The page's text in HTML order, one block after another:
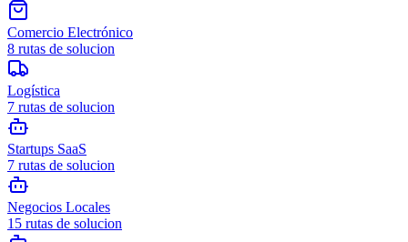
Comercio Electrónico
8 rutas de solucion
Logística
7 rutas de solucion
Startups SaaS
7 rutas de solucion
Negocios Locales
15 rutas de solucion